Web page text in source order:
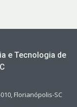
e Tecnologia de
Florianópolis-SC